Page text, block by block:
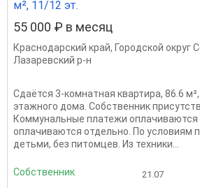
м², 11/12 эт.
55 000 ₽ в месяц
Краснодарский край, Городской округ
Лазаревский р-н
Сдаётся 3-комнатная квартира, 86.6
этажного дома. Собственник
Коммунальные платежи оплачиваются
оплачиваются отдельно. По условиям
детьми, без питомцев. Из техники...
Собственник 21.07